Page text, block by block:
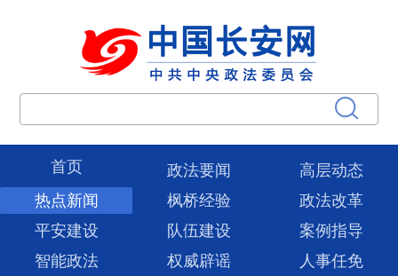
首页 政法要闻
高层动态
热点新闻
枫桥经验
政法改革
平安建设
队伍建设
案例指导
智能政法
权威辟谣
人事任免